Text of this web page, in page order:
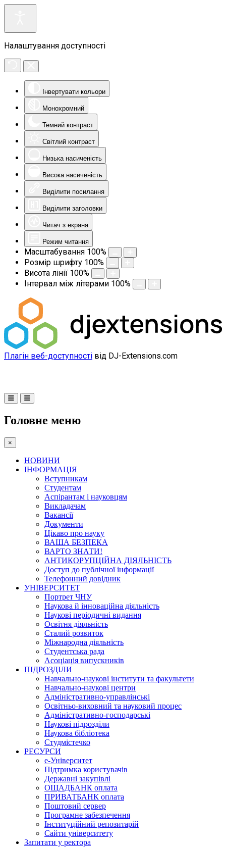
Налаштування доступності
Інвертувати кольори
Монохромний
Темний контраст
Світлий контраст
Низька насиченість
Висока насиченість
Виділити посилання
Виділити заголовки
Читач з екрана
Режим читання
Масштабування 100%
Розмір шрифту 100%
Висота лінії 100%
Інтервал між літерами 100%
Плагін веб-доступності від DJ-Extensions.com
Головне меню
×
НОВИНИ
ІНФОРМАЦІЯ
Вступникам
Студентам
Аспірантам і науковцям
Викладачам
Вакансії
Документи
Цікаво про науку
ВАША БЕЗПЕКА
ВАРТО ЗНАТИ!
АНТИКОРУПЦІЙНА ДІЯЛЬНІСТЬ
Доступ до публічної інформації
Телефонний довідник
УНІВЕРСИТЕТ
Портрет ЧНУ
Наукова й інноваційна діяльність
Наукові періодичні видання
Освітня діяльність
Сталий розвиток
Міжнародна діяльність
Студентська рада
Асоціація випускників
ПІДРОЗДІЛИ
Навчально-наукові інститути та факультети
Навчально-наукові центри
Адміністративно-управлінські
Освітньо-виховний та науковий процес
Адміністративно-господарські
Наукові підрозділи
Наукова бібліотека
Студмістечко
РЕСУРСИ
е-Університет
Підтримка користувачів
Державні закупівлі
ОЩАДБАНК оплата
ПРИВАТБАНК оплата
Поштовий сервер
Програмне забезпечення
Інституційний репозитарій
Сайти університету
Запитати у ректора